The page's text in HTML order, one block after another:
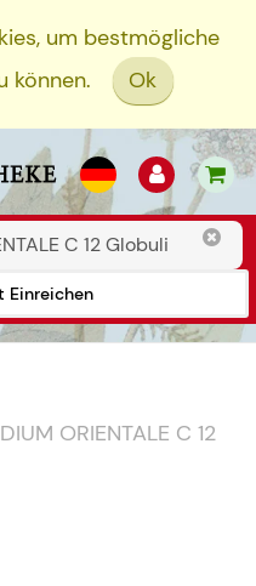
um bestmögliche
können.
Ok
Einreichen
ORIENTALE C 12